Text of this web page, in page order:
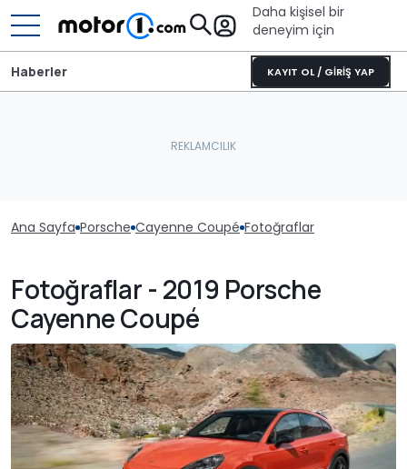
Daha kişisel bir
deneyim için
KAYIT OL / GİRİŞ YAP
Haberler
Ana Sayfa Porsche Cayenne Coupé Fotoğraflar
Fotoğraflar - 2019 Porsche
Cayenne Coupé